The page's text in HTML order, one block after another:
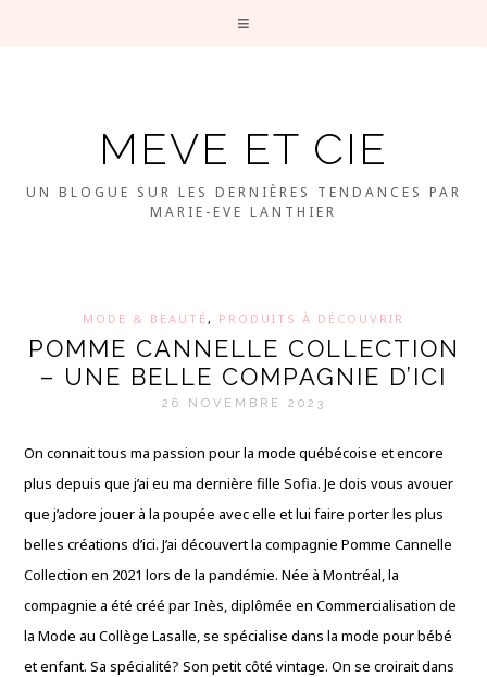
MEVE ET CIE
UN BLOGUE SUR LES DERNIÈRES TENDANCES PAR
MARIE-EVE LANTHIER
MODE & BEAUTÉ, PRODUITS À DÉCOUVRIR
POMME CANNELLE COLLECTION
– UNE BELLE COMPAGNIE D’ICI
26 NOVEMBRE 2023
On connait tous ma passion pour la mode québécoise et encore
plus depuis que j’ai eu ma dernière fille Sofia. Je dois vous avouer
que j’adore jouer à la poupée avec elle et lui faire porter les plus
belles créations d’ici. J’ai découvert la compagnie Pomme Cannelle
Collection en 2021 lors de la pandémie. Née à Montréal, la
compagnie a été créé par Inès, diplômée en Commercialisation de
la Mode au Collège Lasalle, se spécialise dans la mode pour bébé
et enfant. Sa spécialité? Son petit côté vintage. On se croirait dans